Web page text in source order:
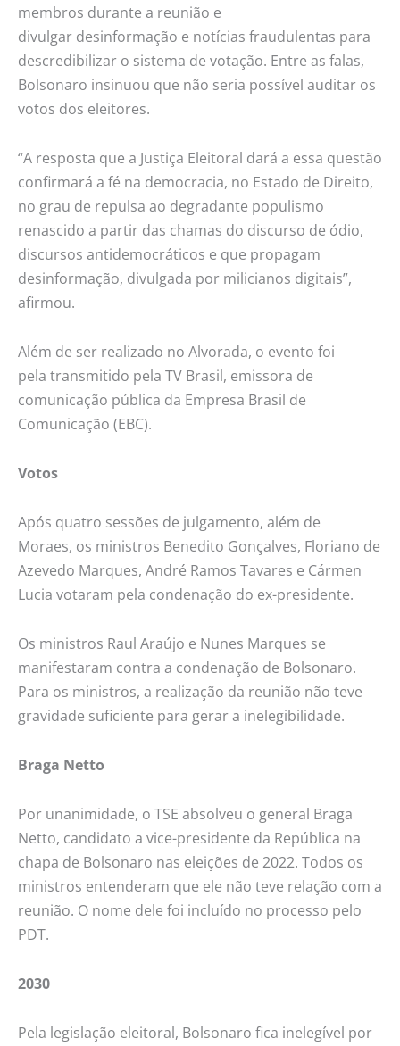
membros durante a reunião e
divulgar desinformação e notícias fraudulentas para
descredibilizar o sistema de votação. Entre as falas,
Bolsonaro insinuou que não seria possível auditar os
votos dos eleitores.
“A resposta que a Justiça Eleitoral dará a essa questão
confirmará a fé na democracia, no Estado de Direito,
no grau de repulsa ao degradante populismo
renascido a partir das chamas do discurso de ódio,
discursos antidemocráticos e que propagam
desinformação, divulgada por milicianos digitais”,
afirmou.
Além de ser realizado no Alvorada, o evento foi
pela transmitido pela TV Brasil, emissora de
comunicação pública da Empresa Brasil de
Comunicação (EBC).
Votos
Após quatro sessões de julgamento, além de
Moraes, os ministros Benedito Gonçalves, Floriano de
Azevedo Marques, André Ramos Tavares e Cármen
Lucia votaram pela condenação do ex-presidente.
Os ministros Raul Araújo e Nunes Marques se
manifestaram contra a condenação de Bolsonaro.
Para os ministros, a realização da reunião não teve
gravidade suficiente para gerar a inelegibilidade.
Braga Netto
Por unanimidade, o TSE absolveu o general Braga
Netto, candidato a vice-presidente da República na
chapa de Bolsonaro nas eleições de 2022. Todos os
ministros entenderam que ele não teve relação com a
reunião. O nome dele foi incluído no processo pelo
PDT.
2030
Pela legislação eleitoral, Bolsonaro fica inelegível por